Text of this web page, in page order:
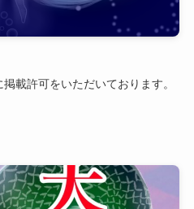
載許可をいただいております。